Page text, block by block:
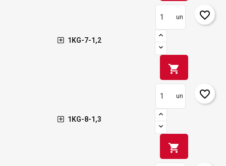
1KG-7-1,2
un
shopping_cart
favorite_border
1KG-8-1,3
un
shopping_cart
favorite_border